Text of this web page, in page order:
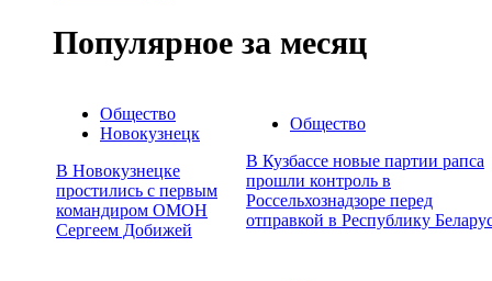
Популярное за месяц
Общество
Новокузнецк
В Новокузнецке
простились с первым
командиром ОМОН
Сергеем Добижей
Общество
В Кузбассе новые партии рапса
прошли контроль в
Россельхознадзоре перед
отправкой в Республику